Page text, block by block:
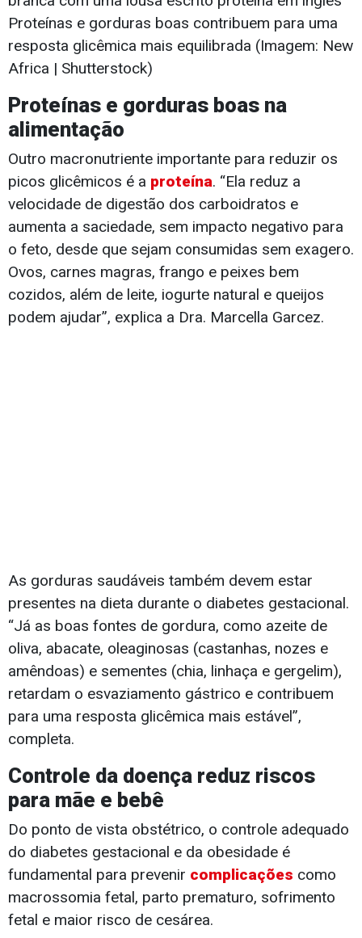
Proteínas e gorduras boas contribuem para uma
resposta glicêmica mais equilibrada (Imagem: New
Africa | Shutterstock)
Proteínas e gorduras boas na
alimentação
Outro macronutriente importante para reduzir os
picos glicêmicos é a proteína. “Ela reduz a
velocidade de digestão dos carboidratos e
aumenta a saciedade, sem impacto negativo para
o feto, desde que sejam consumidas sem exagero.
Ovos, carnes magras, frango e peixes bem
cozidos, além de leite, iogurte natural e queijos
podem ajudar”, explica a Dra. Marcella Garcez.
As gorduras saudáveis também devem estar
presentes na dieta durante o diabetes gestacional.
“Já as boas fontes de gordura, como azeite de
oliva, abacate, oleaginosas (castanhas, nozes e
amêndoas) e sementes (chia, linhaça e gergelim),
retardam o esvaziamento gástrico e contribuem
para uma resposta glicêmica mais estável”,
completa.
Controle da doença reduz riscos
para mãe e bebê
Do ponto de vista obstétrico, o controle adequado
do diabetes gestacional e da obesidade é
fundamental para prevenir complicações como
macrossomia fetal, parto prematuro, sofrimento
fetal e maior risco de cesárea.